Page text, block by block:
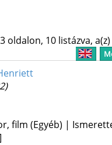
oldalon, 10 listázva,
film (Egyéb) |